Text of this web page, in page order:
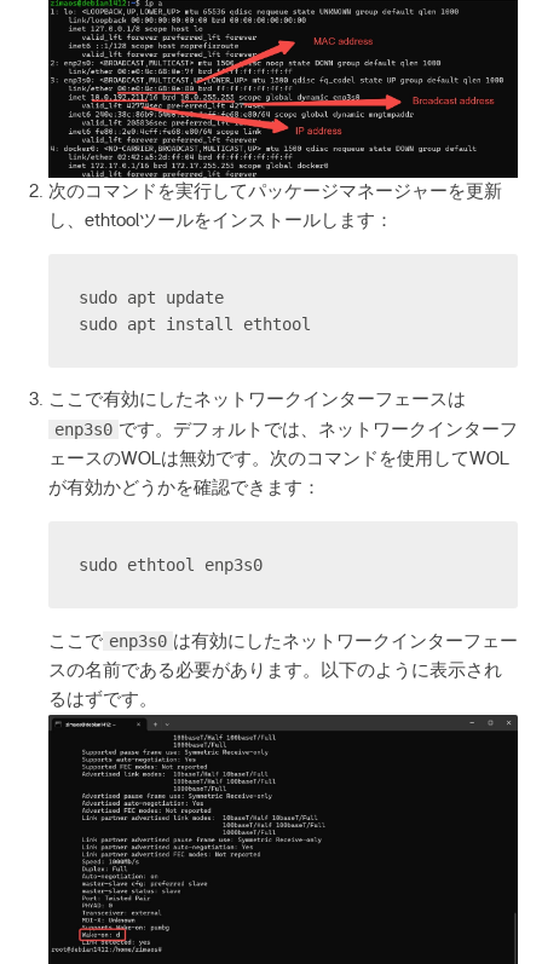
次のコマンドを実行してパッケージマネージャーを更新
し、ethtoolツールをインストールします：
sudo apt update
sudo apt install ethtool
ここで有効にしたネットワークインターフェースは
enp3s0 です。デフォルトでは、ネットワークインターフ
ェースのWOLは無効です。次のコマンドを使用してWOL
が有効かどうかを確認できます：
sudo ethtool enp3s0
ここで enp3s0 は有効にしたネットワークインターフェー
スの名前である必要があります。以下のように表示され
るはずです。